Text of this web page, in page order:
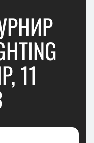
11